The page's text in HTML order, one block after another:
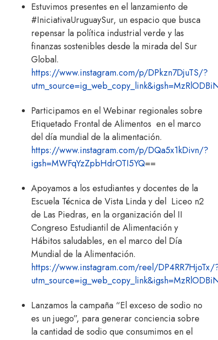
Estuvimos presentes en el lanzamiento de
#IniciativaUruguaySur, un espacio que busca
repensar la política industrial verde y las
finanzas sostenibles desde la mirada del Sur
Global.
https://www.instagram.com/p/DPkzn7DjuTS/?
Participamos en el Webinar regionales sobre
Etiquetado Frontal de Alimentos en el marco
del día mundial de la alimentación.
https://www.instagram.com/p/DQa5x1kDivn/?
igsh=MWFqYzZpbHdrOTI5YQ==
Apoyamos a los estudiantes y docentes de la
Escuela Técnica de Vista Linda y del Liceo n2
de Las Piedras, en la organización del II
Congreso Estudiantil de Alimentación y
Hábitos saludables, en el marco del Día
Mundial de la Alimentación.
https://www.instagram.com/reel/DP4RR7HjoTx/
Lanzamos la campaña “El exceso de sodio no
es un juego”, para generar conciencia sobre
la cantidad de sodio que consumimos en el